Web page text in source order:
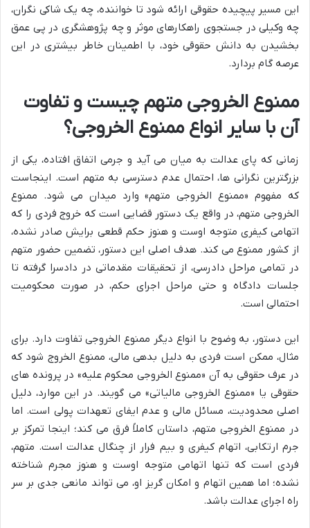
این مسیر پیچیده حقوقی ارائه شود تا خواننده، چه یک شاکی نگران،
چه وکیلی در جستجوی راهکارهای موثر و چه پژوهشگری در پی عمق
بخشیدن به دانش حقوقی خود، با اطمینان خاطر بیشتری در این
عرصه گام بردارد.
ممنوع الخروجی متهم چیست و تفاوت
آن با سایر انواع ممنوع الخروجی؟
زمانی که پای عدالت به میان می آید و جرمی اتفاق افتاده، یکی از
بزرگترین نگرانی ها، احتمال عدم دسترسی به متهم است. اینجاست
که مفهوم «ممنوع الخروجی متهم» وارد میدان می شود. ممنوع
الخروجی متهم، در واقع یک دستور قضایی است که خروج فردی را که
اتهامی کیفری متوجه اوست و هنوز حکم قطعی برایش صادر نشده،
از کشور ممنوع می کند. هدف اصلی این دستور، تضمین حضور متهم
در تمامی مراحل دادرسی، از تحقیقات مقدماتی در دادسرا گرفته تا
جلسات دادگاه و حتی مراحل اجرای حکم، در صورت محکومیت
احتمالی است.
این دستور، به وضوح با انواع دیگر ممنوع الخروجی تفاوت دارد. برای
مثال، ممکن است فردی به دلیل بدهی مالی، ممنوع الخروج شود که
در عرف حقوقی به آن «ممنوع الخروجی محکوم علیه» در پرونده های
حقوقی یا «ممنوع الخروجی مالیاتی» می گویند. در این موارد، دلیل
اصلی محدودیت، مسائل مالی و عدم ایفای تعهدات پولی است. اما
در ممنوع الخروجی متهم، داستان کاملاً فرق می کند؛ اینجا تمرکز بر
جرم ارتکابی، اتهام کیفری و بیم فرار از چنگال عدالت است. متهم،
فردی است که تنها اتهامی متوجه اوست و هنوز مجرم شناخته
نشده؛ اما همین اتهام و امکان گریز او، می تواند مانعی جدی بر سر
راه اجرای عدالت باشد.